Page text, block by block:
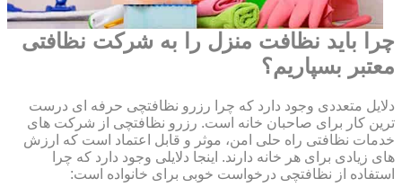
چرا باید نظافت منزل را به شرکت نظافتی
معتبر بسپاریم؟
دلایل متعددی وجود دارد که چرا رزرو نظافتچی حرفه ای درست
ترین کار برای صاحبان خانه است. رزرو نظافتچی از شرکت های
خدمات نظافتی راه حلی امن، موثر و قابل اعتماد است که ارزش
های زیادی برای هر خانه دارند. اینجا دلایلی وجود دارد که چرا
استفاده از نظافتچی درخواست خوبی برای خانواده است: